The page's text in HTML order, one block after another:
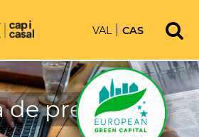
VAL CAS
de prensa